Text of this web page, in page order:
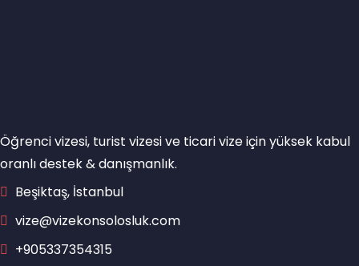
Öğrenci vizesi, turist vizesi ve ticari vize için yüksek kabul
oranlı destek & danışmanlık.
Beşiktaş, İstanbul
vize@vizekonsolosluk.com
+905337354315